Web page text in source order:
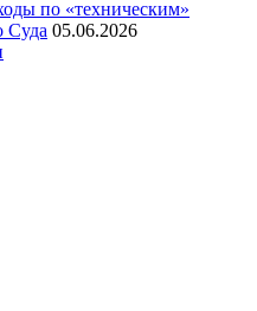
по «техническим»
Суда 05.06.2026